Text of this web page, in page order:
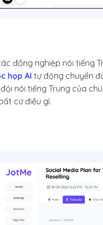
đồng nghiệp nói tiếng
họp AI tự động chuyển
nói tiếng Trung của
cứ điều gì.